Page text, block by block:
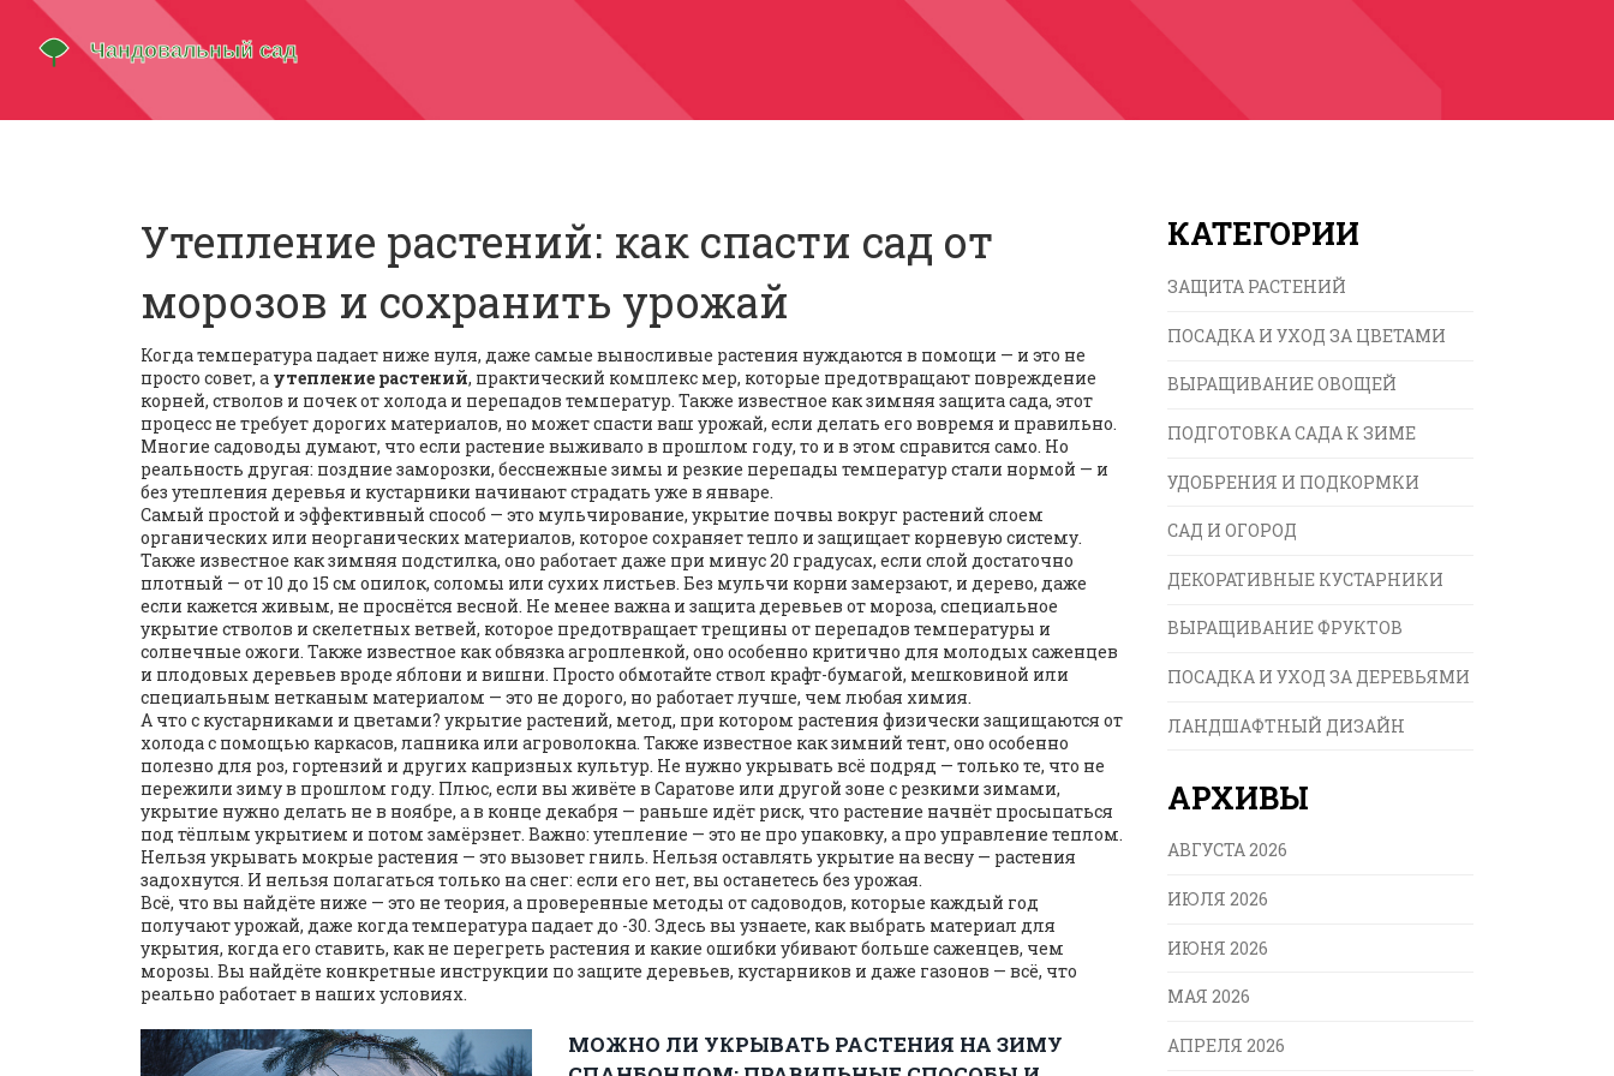
Утепление растений: как спасти сад от
морозов и сохранить урожай
Когда температура падает ниже нуля, даже самые выносливые растения нуждаются в помощи — и это не
просто совет, а утепление растений, практический комплекс мер, которые предотвращают повреждение
корней, стволов и почек от холода и перепадов температур. Также известное какзимняя защита сада, этот
процесс не требует дорогих материалов, но может спасти ваш урожай, если делать его вовремя и правильно.
Многие садоводы думают, что если растение выживало в прошлом году, то и в этом справится само. Но
реальность другая: поздние заморозки, бесснежные зимы и резкие перепады температур стали нормой — и
без утепления деревья и кустарники начинают страдать уже в январе.
Самый простой и эффективный способ — это мульчирование, укрытие почвы вокруг растений слоем
органических или неорганических материалов, которое сохраняет тепло и защищает корневую систему.
Также известное какзимняя подстилка, оно работает даже при минус 20 градусах, если слой достаточно
плотный — от 10 до 15 см опилок, соломы или сухих листьев. Без мульчи корни замерзают, и дерево, даже
если кажется живым, не проснётся весной. Не менее важна и защита деревьев от мороза, специальное
укрытие стволов и скелетных ветвей, которое предотвращает трещины от перепадов температуры и
солнечные ожоги. Также известное какобвязка агропленкой, оно особенно критично для молодых саженцев
и плодовых деревьев вроде яблони и вишни. Просто обмотайте ствол крафт-бумагой, мешковиной или
специальным нетканым материалом — это не дорого, но работает лучше, чем любая химия.
А что с кустарниками и цветами? укрытие растений, метод, при котором растения физически защищаются от
холода с помощью каркасов, лапника или агроволокна. Также известное какзимний тент, оно особенно
полезно для роз, гортензий и других капризных культур. Не нужно укрывать всё подряд — только те, что не
пережили зиму в прошлом году. Плюс, если вы живёте в Саратове или другой зоне с резкими зимами,
укрытие нужно делать не в ноябре, а в конце декабря — раньше идёт риск, что растение начнёт просыпаться
под тёплым укрытием и потом замёрзнет. Важно: утепление — это не про упаковку, а про управление теплом.
Нельзя укрывать мокрые растения — это вызовет гниль. Нельзя оставлять укрытие на весну — растения
задохнутся. И нельзя полагаться только на снег: если его нет, вы останетесь без урожая.
Всё, что вы найдёте ниже — это не теория, а проверенные методы от садоводов, которые каждый год
получают урожай, даже когда температура падает до -30. Здесь вы узнаете, как выбрать материал для
укрытия, когда его ставить, как не перегреть растения и какие ошибки убивают больше саженцев, чем
морозы. Вы найдёте конкретные инструкции по защите деревьев, кустарников и даже газонов — всё, что
реально работает в наших условиях.
МОЖНО ЛИ УКРЫВАТЬ РАСТЕНИЯ НА ЗИМУ
КАТЕГОРИИ
ЗАЩИТА РАСТЕНИЙ
ПОСАДКА И УХОД ЗА ЦВЕТАМИ
ВЫРАЩИВАНИЕ ОВОЩЕЙ
ПОДГОТОВКА САДА К ЗИМЕ
УДОБРЕНИЯ И ПОДКОРМКИ
САД И ОГОРОД
ДЕКОРАТИВНЫЕ КУСТАРНИКИ
ВЫРАЩИВАНИЕ ФРУКТОВ
ПОСАДКА И УХОД ЗА ДЕРЕВЬЯМИ
ЛАНДШАФТНЫЙ ДИЗАЙН
АРХИВЫ
АВГУСТА 2026
ИЮЛЯ 2026
ИЮНЯ 2026
МАЯ 2026
АПРЕЛЯ 2026